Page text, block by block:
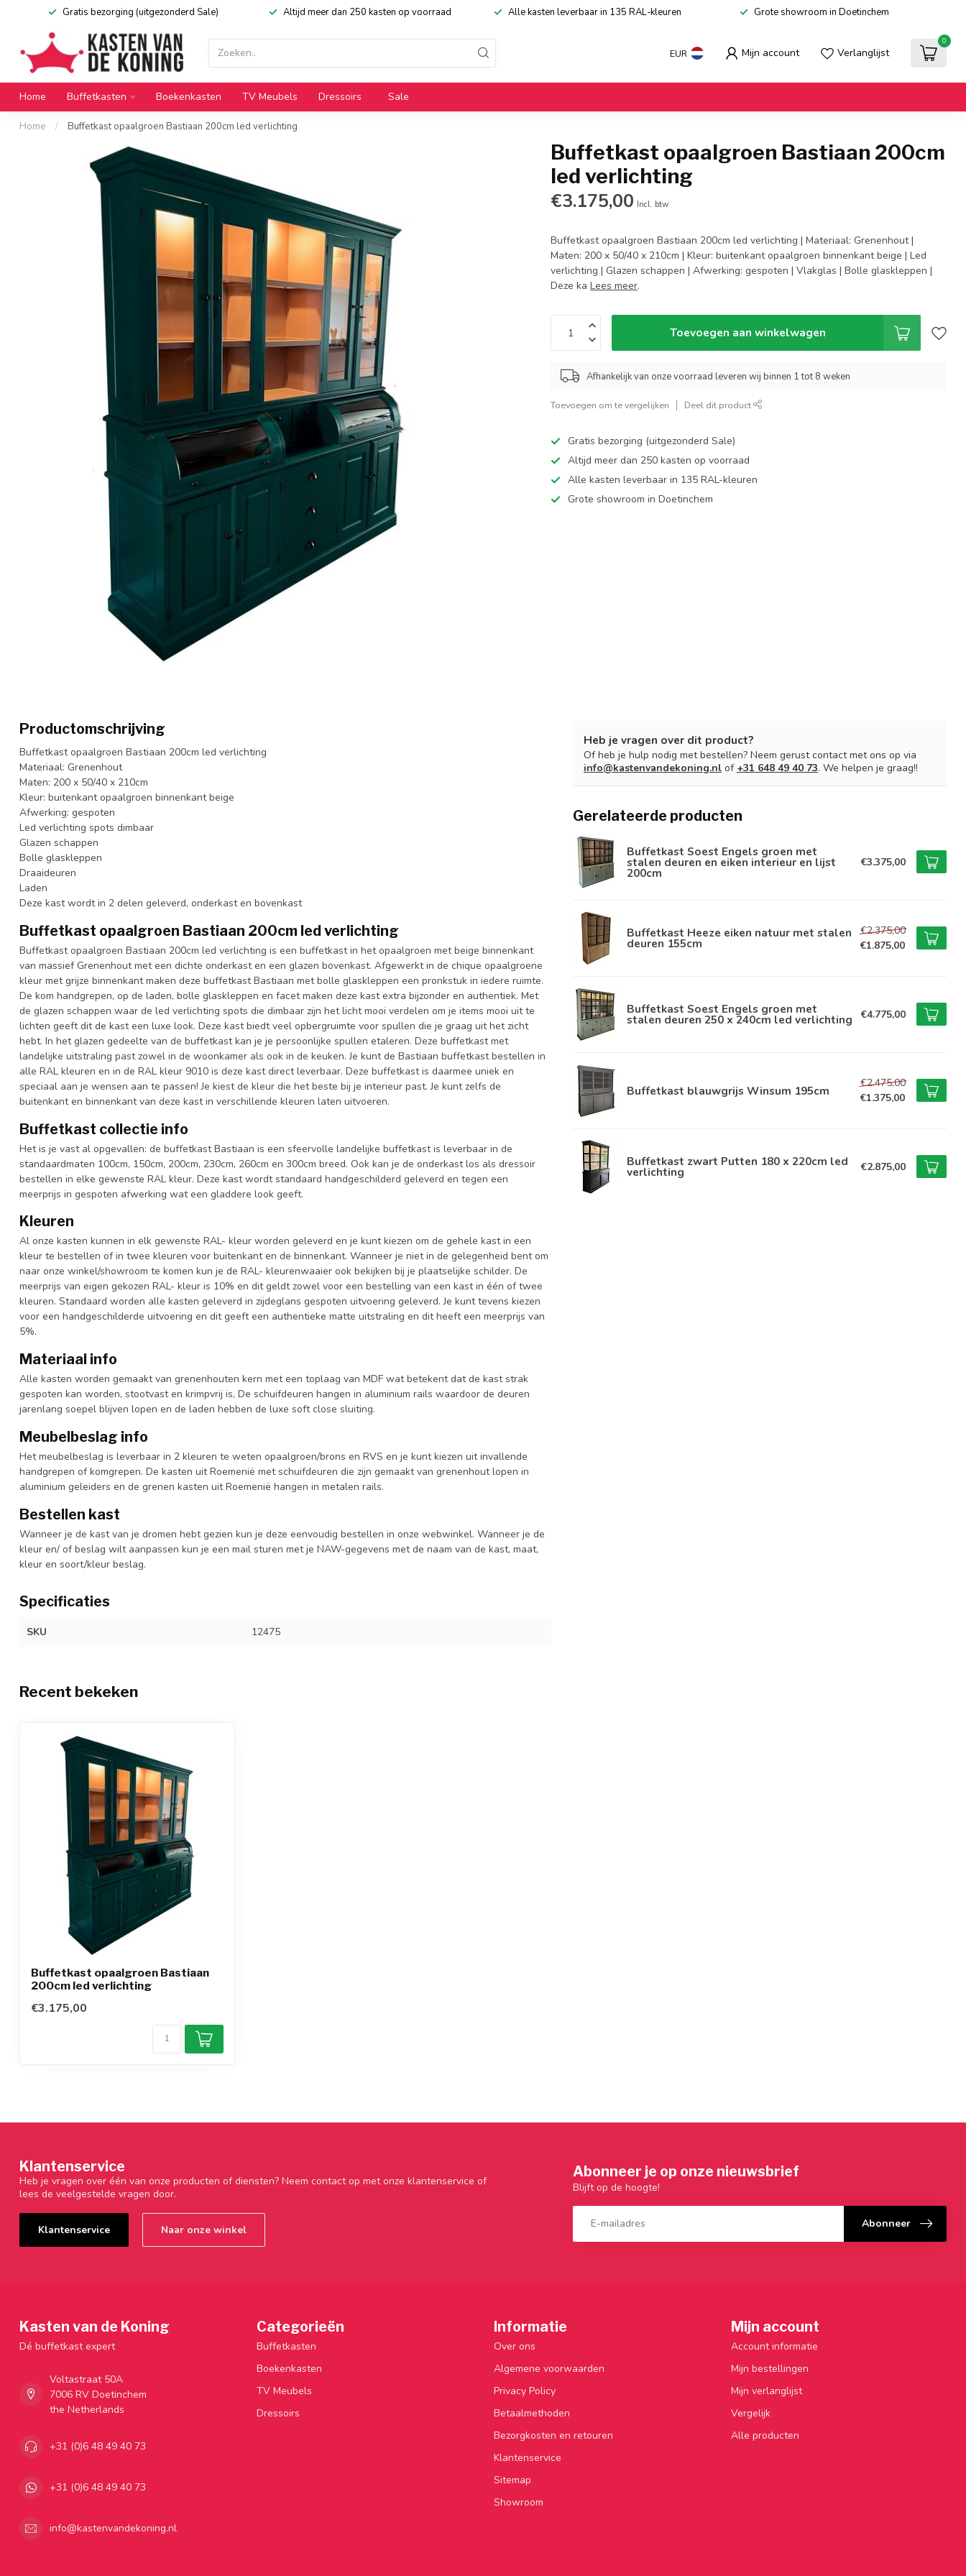
Gratis bezorging (uitgezonderd Sale) Altijd meer dan 250 kasten op voorraad Alle kasten leverbaar in 135 RAL-kleuren Grote showroom in Doetinchem
EUR Mijn account Verlanglijst
0
Home Buffetkasten Boekenkasten TV Meubels Dressoirs Sale
Home / Buffetkast opaalgroen Bastiaan 200cm led verlichting
Buffetkast opaalgroen Bastiaan 200cm
led verlichting
€3.175,00 Incl. btw
Buffetkast opaalgroen Bastiaan 200cm led verlichting | Materiaal: Grenenhout |
Maten: 200 x 50/40 x 210cm | Kleur: buitenkant opaalgroen binnenkant beige | Led
verlichting | Glazen schappen | Afwerking: gespoten | Vlakglas | Bolle glaskleppen |
Deze kaLees meer.
Toevoegen aan winkelwagen
Afhankelijk van onze voorraad leveren wij binnen 1 tot 8 weken
Toevoegen om te vergelijken Deel dit product
Gratis bezorging (uitgezonderd Sale)
Altijd meer dan 250 kasten op voorraad
Alle kasten leverbaar in 135 RAL-kleuren
Grote showroom in Doetinchem
Productomschrijving
Buffetkast opaalgroen Bastiaan 200cm led verlichting
Materiaal: Grenenhout
Maten: 200 x 50/40 x 210cm
Kleur: buitenkant opaalgroen binnenkant beige
Afwerking: gespoten
Led verlichting spots dimbaar
Glazen schappen
Bolle glaskleppen
Draaideuren
Laden
Deze kast wordt in 2 delen geleverd, onderkast en bovenkast
Buffetkast opaalgroen Bastiaan 200cm led verlichting
Buffetkast opaalgroen Bastiaan 200cm led verlichting is een buffetkast in het opaalgroen met beige binnenkant
van massief Grenenhout met een dichte onderkast en een glazen bovenkast. Afgewerkt in de chique opaalgroene
kleur met grijze binnenkant maken deze buffetkast Bastiaan met bolle glaskleppen een pronkstuk in iedere ruimte.
De kom handgrepen, op de laden, bolle glaskleppen en facet maken deze kast extra bijzonder en authentiek. Met
de glazen schappen waar de led verlichting spots die dimbaar zijn het licht mooi verdelen om je items mooi uit te
lichten geeft dit de kast een luxe look. Deze kast biedt veel opbergruimte voor spullen die je graag uit het zicht
hebt. In het glazen gedeelte van de buffetkast kan je je persoonlijke spullen etaleren. Deze buffetkast met
landelijke uitstraling past zowel in de woonkamer als ook in de keuken. Je kunt de Bastiaan buffetkast bestellen in
alle RAL kleuren en in de RAL kleur 9010 is deze kast direct leverbaar. Deze buffetkast is daarmee uniek en
speciaal aan je wensen aan te passen! Je kiest de kleur die het beste bij je interieur past. Je kunt zelfs de
buitenkant en binnenkant van deze kast in verschillende kleuren laten uitvoeren.
Buffetkast collectie info
Het is je vast al opgevallen: de buffetkast Bastiaan is een sfeervolle landelijke buffetkast is leverbaar in de
standaardmaten 100cm, 150cm, 200cm, 230cm, 260cm en 300cm breed. Ook kan je de onderkast los als dressoir
bestellen in elke gewenste RAL kleur. Deze kast wordt standaard handgeschilderd geleverd en tegen een
meerprijs in gespoten afwerking wat een gladdere look geeft.
Kleuren
Al onze kasten kunnen in elk gewenste RAL- kleur worden geleverd en je kunt kiezen om de gehele kast in een
kleur te bestellen of in twee kleuren voor buitenkant en de binnenkant. Wanneer je niet in de gelegenheid bent om
naar onze winkel/showroom te komen kun je de RAL- kleurenwaaier ook bekijken bij je plaatselijke schilder. De
meerprijs van eigen gekozen RAL- kleur is 10% en dit geldt zowel voor een bestelling van een kast in één of twee
kleuren. Standaard worden alle kasten geleverd in zijdeglans gespoten uitvoering geleverd. Je kunt tevens kiezen
voor een handgeschilderde uitvoering en dit geeft een authentieke matte uitstraling en dit heeft een meerprijs van
5%.
Materiaal info
Alle kasten worden gemaakt van grenenhouten kern met een toplaag van MDF wat betekent dat de kast strak
gespoten kan worden, stootvast en krimpvrij is, De schuifdeuren hangen in aluminium rails waardoor de deuren
jarenlang soepel blijven lopen en de laden hebben de luxe soft close sluiting.
Meubelbeslag info
Het meubelbeslag is leverbaar in 2 kleuren te weten opaalgroen/brons en RVS en je kunt kiezen uit invallende
handgrepen of komgrepen. De kasten uit Roemenië met schuifdeuren die zijn gemaakt van grenenhout lopen in
aluminium geleiders en de grenen kasten uit Roemenië hangen in metalen rails.
Bestellen kast
Wanneer je de kast van je dromen hebt gezien kun je deze eenvoudig bestellen in onze webwinkel. Wanneer je de
kleur en/ of beslag wilt aanpassen kun je een mail sturen met je NAW-gegevens met de naam van de kast, maat,
kleur en soort/kleur beslag.
Specificaties
SKU 12475
Heb je vragen over dit product?
Of heb je hulp nodig met bestellen? Neem gerust contact met ons op via
info@kastenvandekoning.nl of +31 648 49 40 73. We helpen je graag!!
Gerelateerde producten
Buffetkast Soest Engels groen met
stalen deuren en eiken interieur en lijst
200cm
€3.375,00
Buffetkast Heeze eiken natuur met stalen
deuren 155cm
€2.375,00
€1.875,00
Buffetkast Soest Engels groen met
stalen deuren 250 x 240cm led verlichting €4.775,00
Buffetkast blauwgrijs Winsum 195cm
€2.475,00
€1.375,00
Buffetkast zwart Putten 180 x 220cm led
verlichting €2.875,00
Recent bekeken
Buffetkast opaalgroen Bastiaan
200cm led verlichting
€3.175,00
Klantenservice
Heb je vragen over één van onze producten of diensten? Neem contact op met onze klantenservice of
lees de veelgestelde vragen door.
Klantenservice Naar onze winkel
Abonneer je op onze nieuwsbrief
Blijft op de hoogte!
Abonneer
Kasten van de Koning
Dé buffetkast expert
Voltastraat 50A
7006 RV Doetinchem
the Netherlands
+31 (0)6 48 49 40 73
+31 (0)6 48 49 40 73
info@kastenvandekoning.nl
Categorieën
Buffetkasten
Boekenkasten
TV Meubels
Dressoirs
Informatie
Over ons
Algemene voorwaarden
Privacy Policy
Betaalmethoden
Bezorgkosten en retouren
Klantenservice
Sitemap
Showroom
Mijn account
Account informatie
Mijn bestellingen
Mijn verlanglijst
Vergelijk
Alle producten